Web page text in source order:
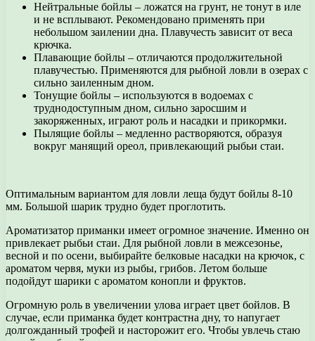
Нейтральные бойлы – ложатся на грунт, не тонут в иле
и не всплывают. Рекомендовано применять при
небольшом заилении дна. Плавучесть зависит от веса
крючка.
Плавающие бойлы – отличаются продолжительной
плавучестью. Применяются для рыбной ловли в озерах с
сильно заиленным дном.
Тонущие бойлы – используются в водоемах с
труднодоступным дном, сильно заросшим и
закоряженных, играют роль и насадки и прикормки.
Пылящие бойлы – медленно растворяются, образуя
вокруг манящий ореол, привлекающий рыбьи стаи.
Оптимальным вариантом для ловли леща будут бойлы 8-10
мм. Большой шарик трудно будет проглотить.
Ароматизатор приманки имеет огромное значение. Именно он
привлекает рыбьи стаи. Для рыбной ловли в межсезонье,
весной и по осени, выбирайте белковые насадки на крючок, с
ароматом червя, муки из рыбы, грибов. Летом больше
подойдут шарики с ароматом конопли и фруктов.
Огромную роль в увеличении улова играет цвет бойлов. В
случае, если приманка будет контрастна дну, то напугает
долгожданный трофей и насторожит его. Чтобы увлечь стаю